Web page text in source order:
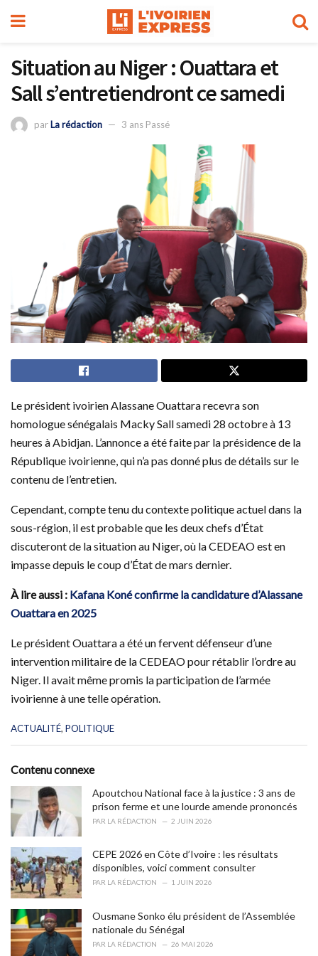
Situation au Niger : Ouattara et
Sall s’entretiendront ce samedi
parLa rédaction 3 ans Passé
Le président ivoirien Alassane Ouattara recevra son
homologue sénégalais Macky Sall samedi 28 octobre à 13
heures à Abidjan. L’annonce a été faite par la présidence de la
République ivoirienne, qui n’a pas donné plus de détails sur le
contenu de l’entretien.
Cependant, compte tenu du contexte politique actuel dans la
sous-région, il est probable que les deux chefs d’État
discuteront de la situation au Niger, où la CEDEAO est en
impasse depuis le coup d’État de mars dernier.
À lire aussi : Kafana Koné confirme la candidature d’Alassane
Ouattara en 2025
Le président Ouattara a été un fervent défenseur d’une
intervention militaire de la CEDEAO pour rétablir l’ordre au
Niger. Il avait même promis la participation de l’armée
ivoirienne à une telle opération.
C
e
r
e
:
ACTUALITÉ, POLITIQUE
Contenu connexe
Apoutchou National face à la justice : 3 ans de
prison ferme et une lourde amende prononcés
PAR LA RÉDACTION 2 JUIN 2026
CEPE 2026 en Côte d’Ivoire : les résultats
disponibles, voici comment consulter
PAR LA RÉDACTION 1 JUIN 2026
Ousmane Sonko élu président de l’Assemblée
nationale du Sénégal
PAR LA RÉDACTION 26 MAI 2026